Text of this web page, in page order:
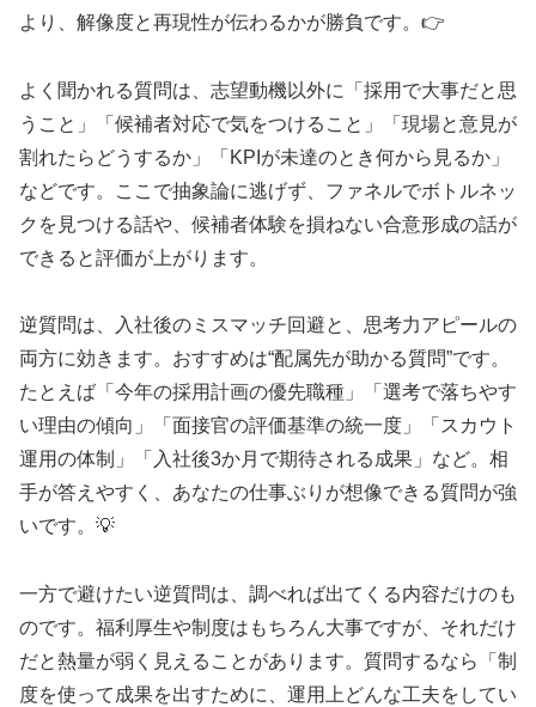
より、解像度と再現性が伝わるかが勝負です。👉
よく聞かれる質問は、志望動機以外に「採用で大事だと思
うこと」「候補者対応で気をつけること」「現場と意見が
割れたらどうするか」「KPIが未達のとき何から見るか」
などです。ここで抽象論に逃げず、ファネルでボトルネッ
クを見つける話や、候補者体験を損ねない合意形成の話が
できると評価が上がります。
逆質問は、入社後のミスマッチ回避と、思考力アピールの
両方に効きます。おすすめは“配属先が助かる質問”です。
たとえば「今年の採用計画の優先職種」「選考で落ちやす
い理由の傾向」「面接官の評価基準の統一度」「スカウト
運用の体制」「入社後3か月で期待される成果」など。相
手が答えやすく、あなたの仕事ぶりが想像できる質問が強
いです。💡
一方で避けたい逆質問は、調べれば出てくる内容だけのも
のです。福利厚生や制度はもちろん大事ですが、それだけ
だと熱量が弱く見えることがあります。質問するなら「制
度を使って成果を出すために、運用上どんな工夫をしてい